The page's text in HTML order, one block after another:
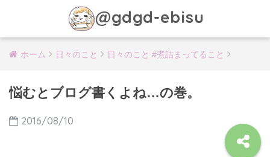
@gdgd-ebisu
ホーム 日々のこと 日々のこと #煮詰まってること
悩むとブログ書くよね…の巻。
2016/08/10